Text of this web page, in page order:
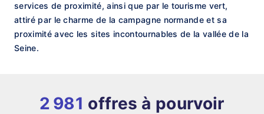
services de proximité, ainsi que par le tourisme vert,
attiré par le charme de la campagne normande et sa
proximité avec les sites incontournables de la vallée de la
Seine.
2 981 offres à pourvoir